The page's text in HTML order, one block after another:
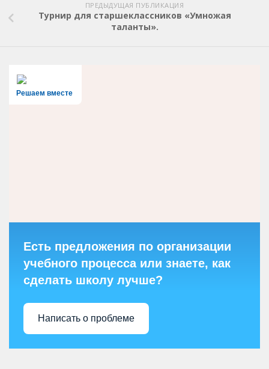
ПРЕДЫДУЩАЯ ПУБЛИКАЦИЯ
Турнир для старшеклассников «Умножая
таланты».
Решаем вместе
Есть предложения по организации
учебного процесса или знаете, как
сделать школу лучше?
Написать о проблеме